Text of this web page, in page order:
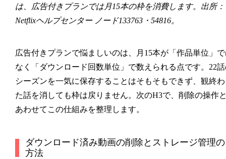
は、広告付きプランでは月15本の枠を消費します。出所：
Netflixヘルプセンター ノード133763・54816。
広告付きプランで悩ましいのは、月15本が「作品単位」
なく「ダウンロード回数単位」で数えられる点です。22
シーズンを一気に保存することはそもそもできず、観終
た話を消しても枠は戻りません。次のH3で、削除の操作
あわせてこの仕組みを整理します。
ダウンロード済み動画の削除とストレージ管理の
方法